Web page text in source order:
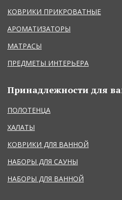
КОВРИКИ ПРИКРОВАТНЫЕ
АРОМАТИЗАТОРЫ
МАТРАСЫ
ПРЕДМЕТЫ ИНТЕРЬЕРА
Принадлежности для
ПОЛОТЕНЦА
ХАЛАТЫ
КОВРИКИ ДЛЯ ВАННОЙ
НАБОРЫ ДЛЯ САУНЫ
НАБОРЫ ДЛЯ ВАННОЙ